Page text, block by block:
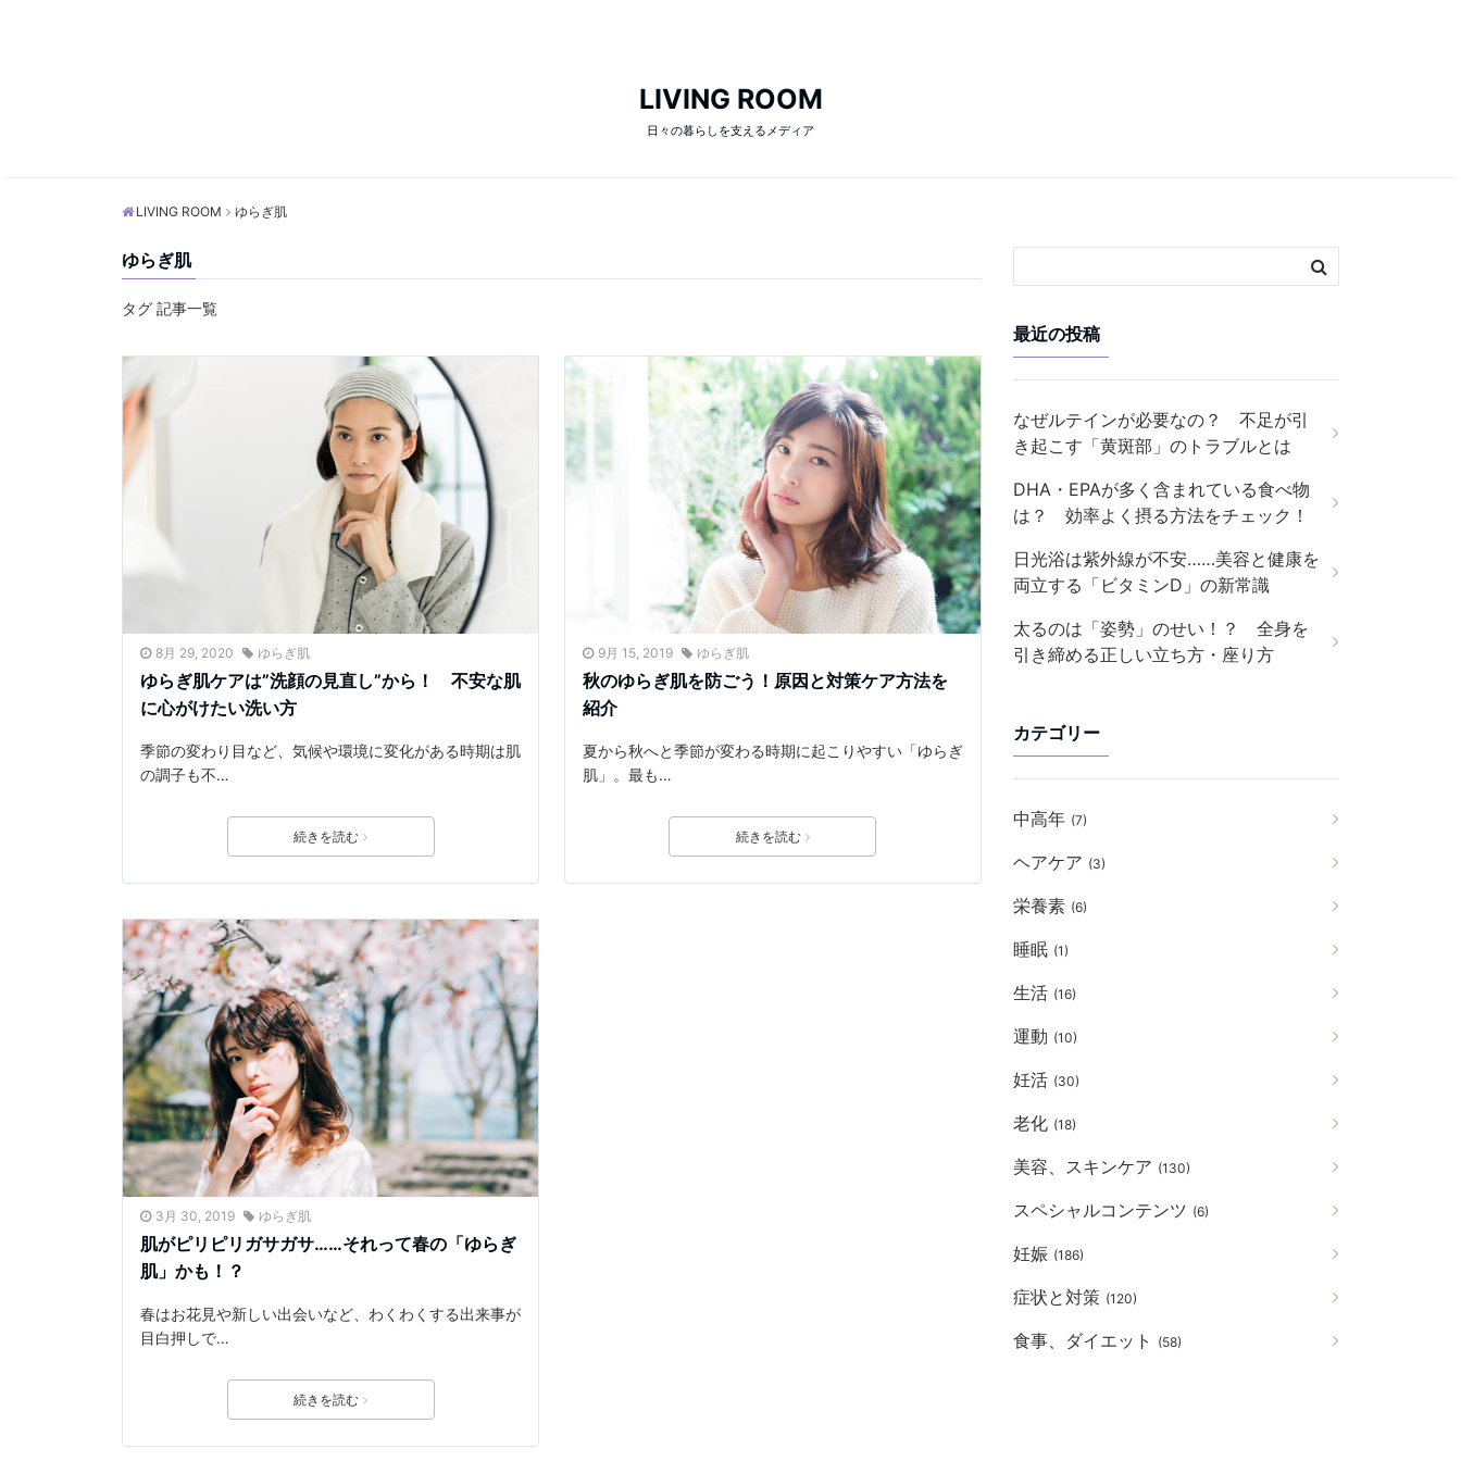
LIVING ROOM
日々の暮らしを支えるメディア
LIVING ROOM ゆらぎ肌
ゆらぎ肌
タグ 記事一覧
8月 29, 2020 ゆらぎ肌
ゆらぎ肌ケアは”洗顔の見直し”から！ 不安な肌
に心がけたい洗い方
季節の変わり目など、気候や環境に変化がある時期は肌
の調子も不…
続きを読む
9月 15, 2019 ゆらぎ肌
秋のゆらぎ肌を防ごう！原因と対策ケア方法を
紹介
夏から秋へと季節が変わる時期に起こりやすい「ゆらぎ
肌」。最も…
続きを読む
3月 30, 2019 ゆらぎ肌
肌がピリピリガサガサ……それって春の「ゆらぎ
肌」かも！？
春はお花見や新しい出会いなど、わくわくする出来事が
目白押しで…
続きを読む
最近の投稿
なぜルテインが必要なの？ 不足が引
き起こす「黄斑部」のトラブルとは
DHA・EPAが多く含まれている食べ物
は？ 効率よく摂る方法をチェック！
日光浴は紫外線が不安……美容と健康を
両立する「ビタミンD」の新常識
太るのは「姿勢」のせい！？ 全身を
引き締める正しい立ち方・座り方
カテゴリー
中高年 (7)
ヘアケア (3)
栄養素 (6)
睡眠 (1)
生活 (16)
運動 (10)
妊活 (30)
老化 (18)
美容、スキンケア (130)
スペシャルコンテンツ (6)
妊娠 (186)
症状と対策 (120)
食事、ダイエット (58)